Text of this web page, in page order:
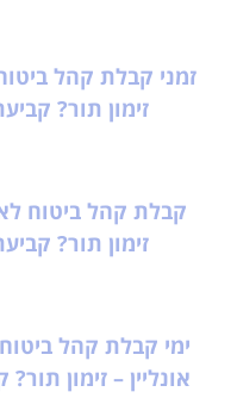
זמני קבלת קהל
זימון תור?
קבלת קהל ביטוח
זימון תור?
ימי קבלת קהל
אונליין – זימון